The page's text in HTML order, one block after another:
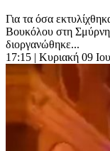
Για τα όσα
Βουκόλου στη
διοργανώθηκε...
17:15 | Κυριακή 09